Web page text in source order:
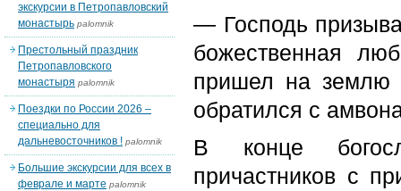
— Господь
божественная
пришел на землю
обратился с
В конце
причастников с
экскурсии в Петропавловский
монастырь palomnik
Престольный праздник
Петропавловского
монастыря palomnik
Поездки по России 2026 –
специально для
дальневосточников ! palomnik
Большие экскурсии для всех в
феврале и марте palomnik